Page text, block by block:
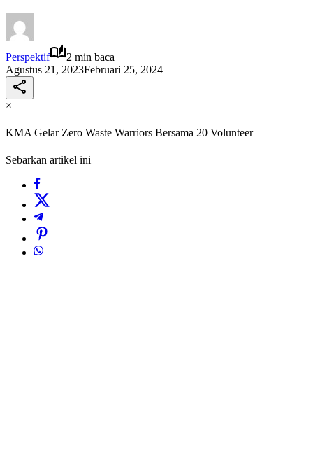
Perspektif
2 min baca
Agustus 21, 2023Februari 25, 2024
×
KMA Gelar Zero Waste Warriors Bersama 20 Volunteer
Sebarkan artikel ini